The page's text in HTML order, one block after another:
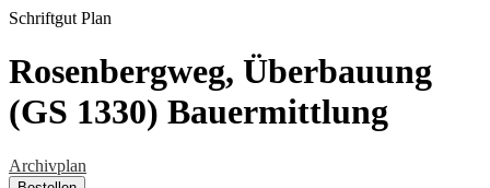
Schriftgut Plan
Rosenbergweg, Überbauung
(GS 1330) Bauermittlung
Archivplan